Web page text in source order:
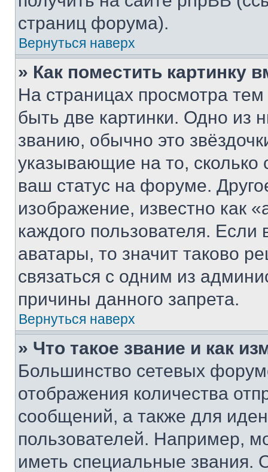
страниц форума).
Вернуться наверх
» Как поместить картинку
На страницах просмотра
быть две картинки. Одно из
званию, обычно это
указывающие на то,
ваш статус на форуме.
изображение, известно как
каждого пользователя.
аватары, то значит таково
связаться с одним из
причины данного запрета.
Вернуться наверх
» Что такое звание и как
Большинство сетевых
отображения количества
сообщений, а также для
пользователей. Например,
иметь специальные звания.